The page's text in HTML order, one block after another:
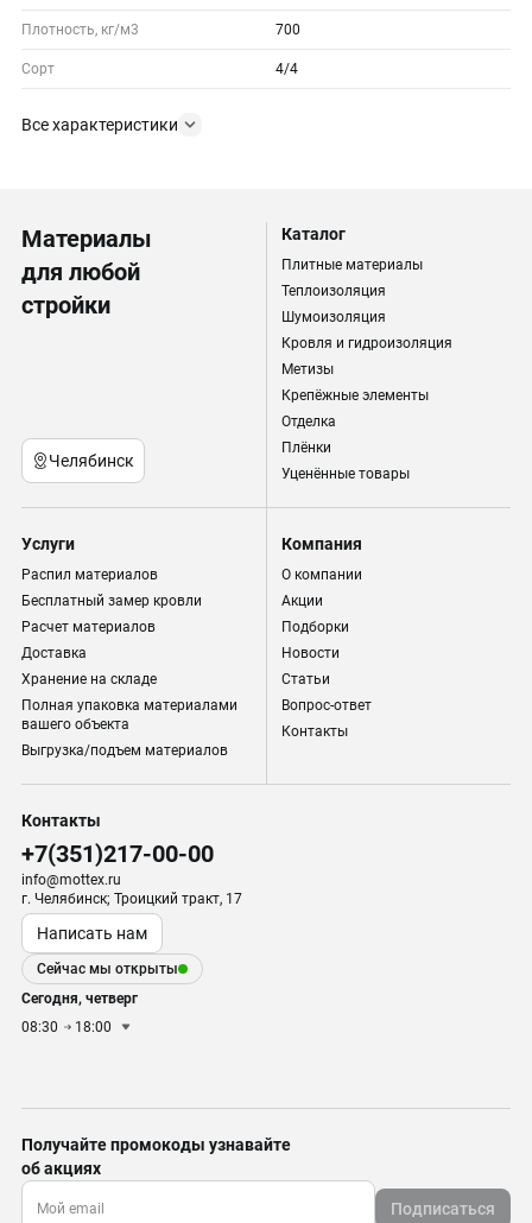
Плотность, кг/м3 700
Сорт 4/4
Все характеристики
Материалы
для любой
стройки
Челябинск
Каталог
Плитные материалы
Теплоизоляция
Шумоизоляция
Кровля и гидроизоляция
Метизы
Крепёжные элементы
Отделка
Плёнки
Уценённые товары
Услуги
Распил материалов
Бесплатный замер кровли
Расчет материалов
Доставка
Хранение на складе
Полная упаковка материалами
вашего объекта
Выгрузка/подъем материалов
Компания
О компании
Акции
Подборки
Новости
Статьи
Вопрос-ответ
Контакты
Контакты
+7(351)217-00-00
info@mottex.ru
г. Челябинск; Троицкий тракт, 17
Написать нам
Сейчас мы открыты
Сегодня, четверг
08:30
18:00
Получайте промокоды узнавайте
об акциях
Подписаться